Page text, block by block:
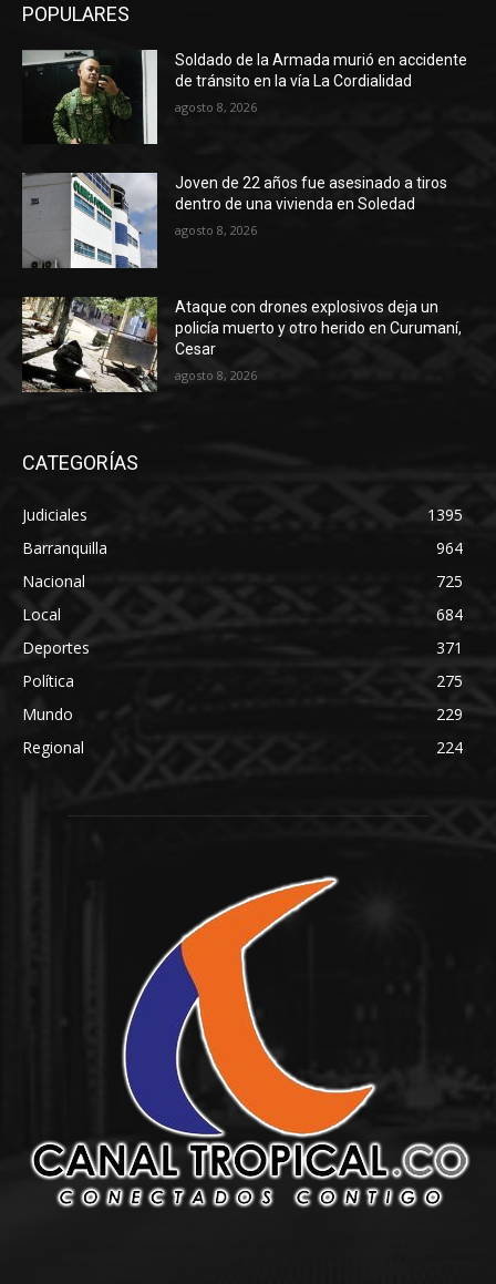
POPULARES
Soldado de la Armada murió en accidente
de tránsito en la vía La Cordialidad
agosto 8, 2026
Joven de 22 años fue asesinado a tiros
dentro de una vivienda en Soledad
agosto 8, 2026
Ataque con drones explosivos deja un
policía muerto y otro herido en Curumaní,
Cesar
agosto 8, 2026
CATEGORÍAS
Judiciales
1395
Barranquilla
964
Nacional
725
Local
684
Deportes
371
Política
275
Mundo
229
Regional
224